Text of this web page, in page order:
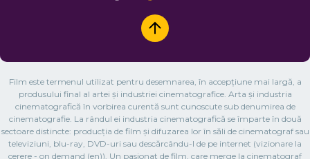
Film este termenul utilizat pentru desemnarea, în accepțiune mai largă, a
produsului final al artei și industriei cinematografice. Arta și industria
cinematografică în vorbirea curentă sunt cunoscute sub denumirea de
cinematografie. La rândul ei industria cinematografică se împarte în două
sectoare distincte: producția de film și difuzarea lor în săli de cinematograf sau
televiziuni, blu-ray, DVD-uri sau descărcându-l de pe internet (vizionare la
cerere - on demand (en)). Un pasionat de film, care merge la cinematograf